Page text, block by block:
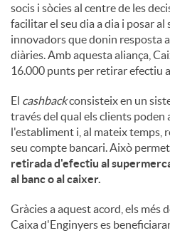
socis i sòcies al centre de les
facilitar el seu dia a dia i posar
innovadors que donin resposta
diàries. Amb aquesta aliança,
16.000 punts per retirar efectiu
El cashbackconsisteix en un
través del qual els clients poden
l'establiment i, al mateix temps,
seu compte bancari. Això
retirada d'efectiu al
al banc o al caixer.
Gràcies a aquest acord, els més
Caixa d'Enginyers es